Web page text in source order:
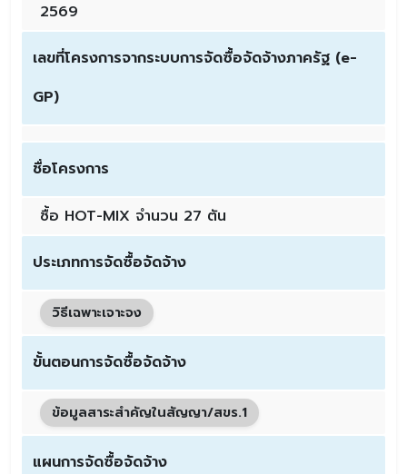
2569
เลขที่โครงการจากระบบการจัดซื้อจัดจ้างภาครัฐ (e-
GP)
ชื่อโครงการ
ซื้อ HOT-MIX จำนวน 27 ตัน
ประเภทการจัดซื้อจัดจ้าง
วิธีเฉพาะเจาะจง
ขั้นตอนการจัดซื้อจัดจ้าง
ข้อมูลสาระสำคัญในสัญญา/สขร.1
แผนการจัดซื้อจัดจ้าง